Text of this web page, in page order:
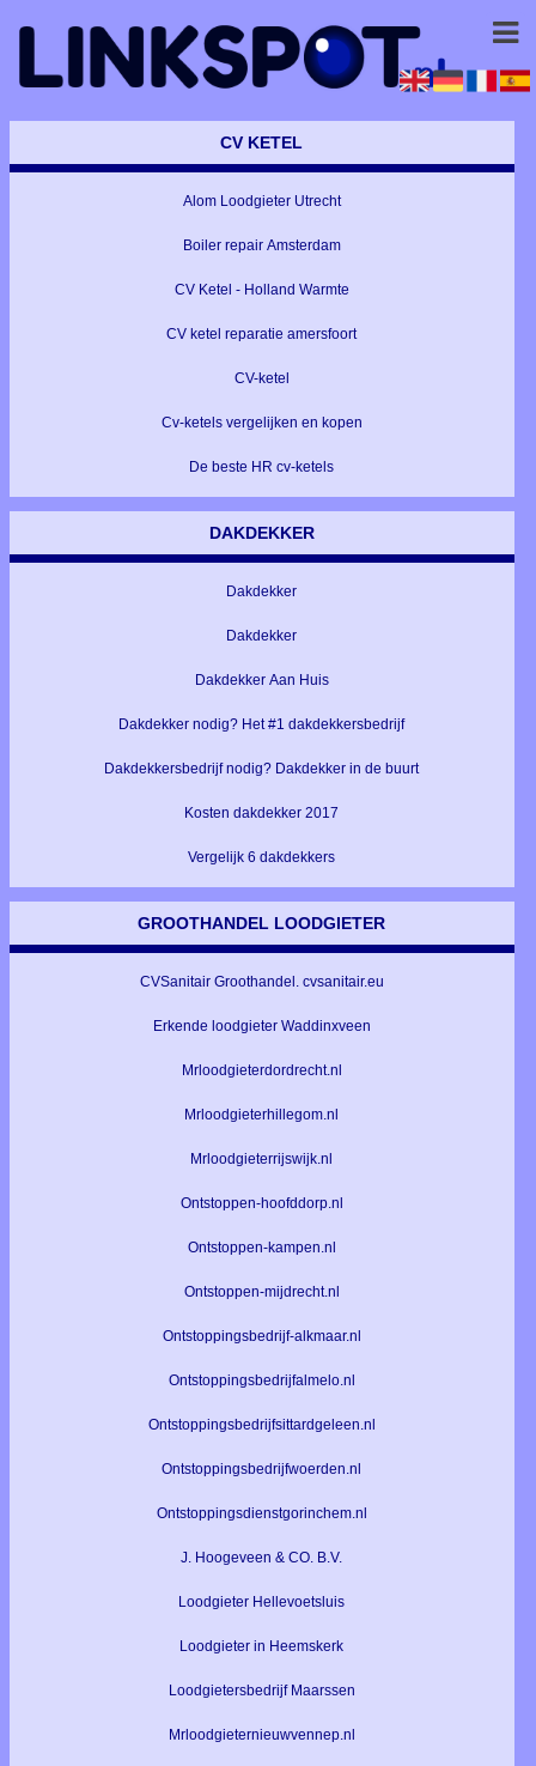
CV KETEL
Alom Loodgieter Utrecht
Boiler repair Amsterdam
CV Ketel - Holland Warmte
CV ketel reparatie amersfoort
CV-ketel
Cv-ketels vergelijken en kopen
De beste HR cv-ketels
DAKDEKKER
Dakdekker
Dakdekker
Dakdekker Aan Huis
Dakdekker nodig? Het #1 dakdekkersbedrijf
Dakdekkersbedrijf nodig? Dakdekker in de buurt
Kosten dakdekker 2017
Vergelijk 6 dakdekkers
GROOTHANDEL LOODGIETER
CVSanitair Groothandel. cvsanitair.eu
Erkende loodgieter Waddinxveen
Mrloodgieterdordrecht.nl
Mrloodgieterhillegom.nl
Mrloodgieterrijswijk.nl
Ontstoppen-hoofddorp.nl
Ontstoppen-kampen.nl
Ontstoppen-mijdrecht.nl
Ontstoppingsbedrijf-alkmaar.nl
Ontstoppingsbedrijfalmelo.nl
Ontstoppingsbedrijfsittardgeleen.nl
Ontstoppingsbedrijfwoerden.nl
Ontstoppingsdienstgorinchem.nl
J. Hoogeveen & CO. B.V.
Loodgieter Hellevoetsluis
Loodgieter in Heemskerk
Loodgietersbedrijf Maarssen
Mrloodgieternieuwvennep.nl